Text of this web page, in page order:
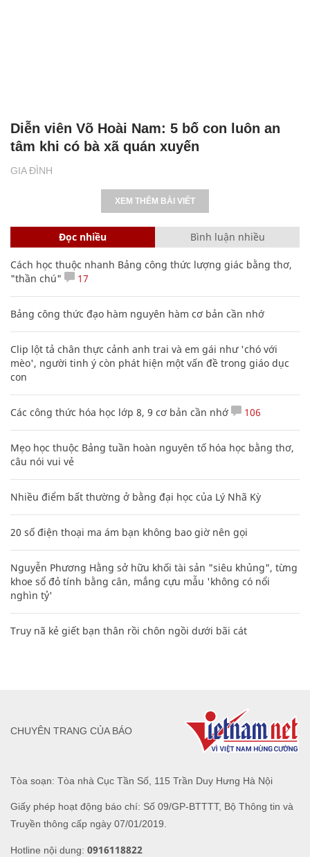
GIA ĐÌNH
Diễn viên Võ Hoài Nam: 5 bố con luôn an
tâm khi có bà xã quán xuyến
XEM THÊM BÀI VIẾT
Đọc nhiều Bình luận nhiều
Cách học thuộc nhanh Bảng công thức lượng giác bằng thơ,
"thần chú"
17
Bảng công thức đạo hàm nguyên hàm cơ bản cần nhớ
Clip lột tả chân thực cảnh anh trai và em gái như 'chó với
mèo', người tinh ý còn phát hiện một vấn đề trong giáo dục
con
Các công thức hóa học lớp 8, 9 cơ bản cần nhớ 106
Mẹo học thuộc Bảng tuần hoàn nguyên tố hóa học bằng thơ,
câu nói vui vẻ
Nhiều điểm bất thường ở bằng đại học của Lý Nhã Kỳ
20 số điện thoại ma ám bạn không bao giờ nên gọi
Nguyễn Phương Hằng sở hữu khối tài sản "siêu khủng", từng
khoe sổ đỏ tính bằng cân, mắng cựu mẫu 'không có nổi
nghìn tỷ'
Truy nã kẻ giết bạn thân rồi chôn ngồi dưới bãi cát
Tòa soạn: Tòa nhà Cục Tần Số, 115 Trần Duy Hưng Hà Nội
Giấy phép hoạt động báo chí: Số 09/GP-BTTTT, Bộ Thông tin và
Truyền thông cấp ngày 07/01/2019.
Hotline nội dung: 0916118822
CHUYÊN TRANG CỦA BÁO